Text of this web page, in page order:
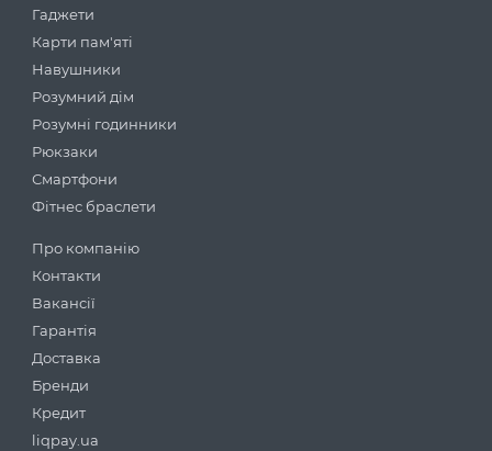
Гаджети
Карти пам'яті
Навушники
Розумний дім
Розумні годинники
Рюкзаки
Смартфони
Фітнес браслети
Про компанію
Контакти
Вакансії
Гарантія
Доставка
Бренди
Кредит
liqpay.ua